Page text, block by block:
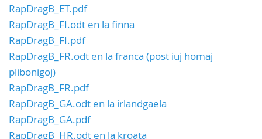
RapDragB_ET.pdf
RapDragB_FI.odt en la finna
RapDragB_FI.pdf
RapDragB_FR.odt en la franca (post iuj homaj
plibonigoj)
RapDragB_FR.pdf
RapDragB_GA.odt en la irlandgaela
RapDragB_GA.pdf
RapDragB_HR.odt en la kroata